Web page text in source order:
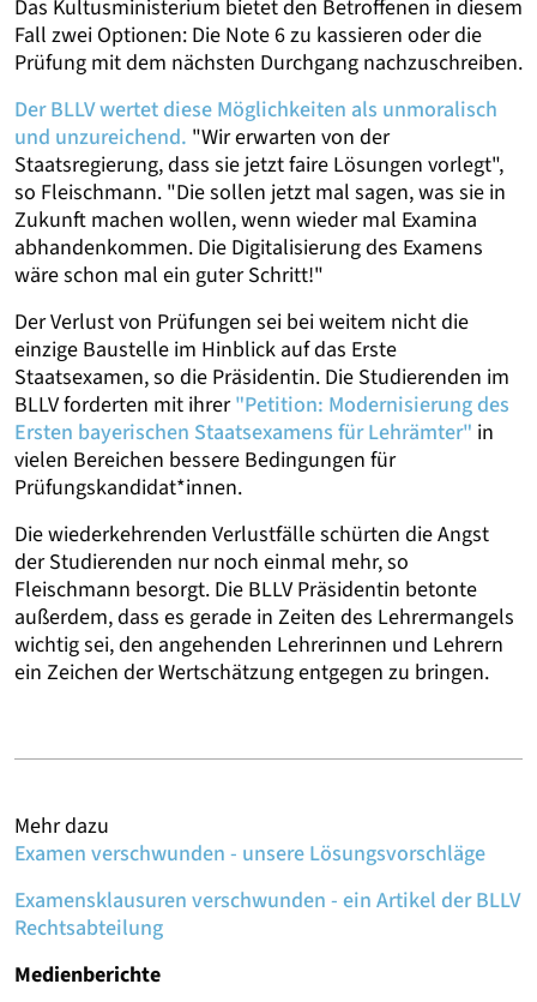
Das Kultusministerium bietet den Betroffenen in diesem
Fall zwei Optionen: Die Note 6 zu kassieren oder die
Prüfung mit dem nächsten Durchgang nachzuschreiben.
Der BLLV wertet diese Möglichkeiten als unmoralisch
und unzureichend. "Wir erwarten von der
Staatsregierung, dass sie jetzt faire Lösungen vorlegt",
so Fleischmann. "Die sollen jetzt mal sagen, was sie in
Zukunft machen wollen, wenn wieder mal Examina
abhandenkommen. Die Digitalisierung des Examens
wäre schon mal ein guter Schritt!"
Der Verlust von Prüfungen sei bei weitem nicht die
einzige Baustelle im Hinblick auf das Erste
Staatsexamen, so die Präsidentin. Die Studierenden im
BLLV forderten mit ihrer"Petition: Modernisierung des
Ersten bayerischen Staatsexamens für Lehrämter" in
vielen Bereichen bessere Bedingungen für
Prüfungskandidat*innen.
Die wiederkehrenden Verlustfälle schürten die Angst
der Studierenden nur noch einmal mehr, so
Fleischmann besorgt. Die BLLV Präsidentin betonte
außerdem, dass es gerade in Zeiten des Lehrermangels
wichtig sei, den angehenden Lehrerinnen und Lehrern
ein Zeichen der Wertschätzung entgegen zu bringen.
Mehr dazu
Examen verschwunden - unsere Lösungsvorschläge
Examensklausuren verschwunden - ein Artikel der BLLV
Rechtsabteilung
Medienberichte